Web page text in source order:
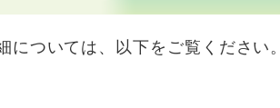
ついては、以下をご覧ください。